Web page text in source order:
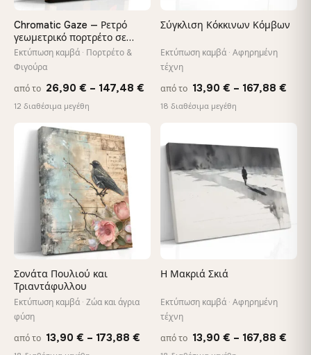
Chromatic Gaze — Ρετρό
γεωμετρικό πορτρέτο σε
καμβά
Εκτύπωση καμβά · Πορτρέτο &
Φιγούρα
από το 26,90 € – 147,48 € Price
range:
through
147,48 €
12 διαθέσιμα μεγέθη
Σύγκλιση Κόκκινων Κόμβων
Εκτύπωση καμβά · Αφηρημένη
τέχνη
από το 13,90 € – 167,88 €
18 διαθέσιμα μεγέθη
♡
Σονάτα Πουλιού και
Τριαντάφυλλου
Εκτύπωση καμβά · Ζώα και άγρια
φύση
από το 13,90 € – 173,88 € Price
♡
Η Μακριά Σκιά
Εκτύπωση καμβά · Αφηρημένη
τέχνη
από το 13,90 € – 167,88 €